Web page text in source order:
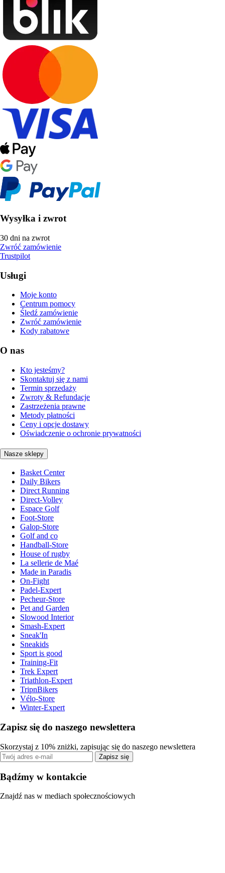
Wysyłka i zwrot
30 dni na zwrot
Zwróć zamówienie
Trustpilot
Usługi
Moje konto
Centrum pomocy
Śledź zamówienie
Zwróć zamówienie
Kody rabatowe
O nas
Kto jesteśmy?
Skontaktuj się z nami
Termin sprzedaży
Zwroty & Refundacje
Zastrzeżenia prawne
Metody płatności
Ceny i opcje dostawy
Oświadczenie o ochronie prywatności
Nasze sklepy
Basket Center
Daily Bikers
Direct Running
Direct-Volley
Espace Golf
Foot-Store
Galop-Store
Golf and co
Handball-Store
House of rugby
La sellerie de Maé
Made in Paradis
On-Fight
Padel-Expert
Pecheur-Store
Pet and Garden
Slowood Interior
Smash-Expert
Sneak'In
Sneakids
Sport is good
Training-Fit
Trek Expert
Triathlon-Expert
TripnBikers
Vélo-Store
Winter-Expert
Zapisz się do naszego newslettera
Skorzystaj z 10% zniżki, zapisując się do naszego newslettera
Zapisz się
Bądźmy w kontakcie
Znajdź nas w mediach społecznościowych